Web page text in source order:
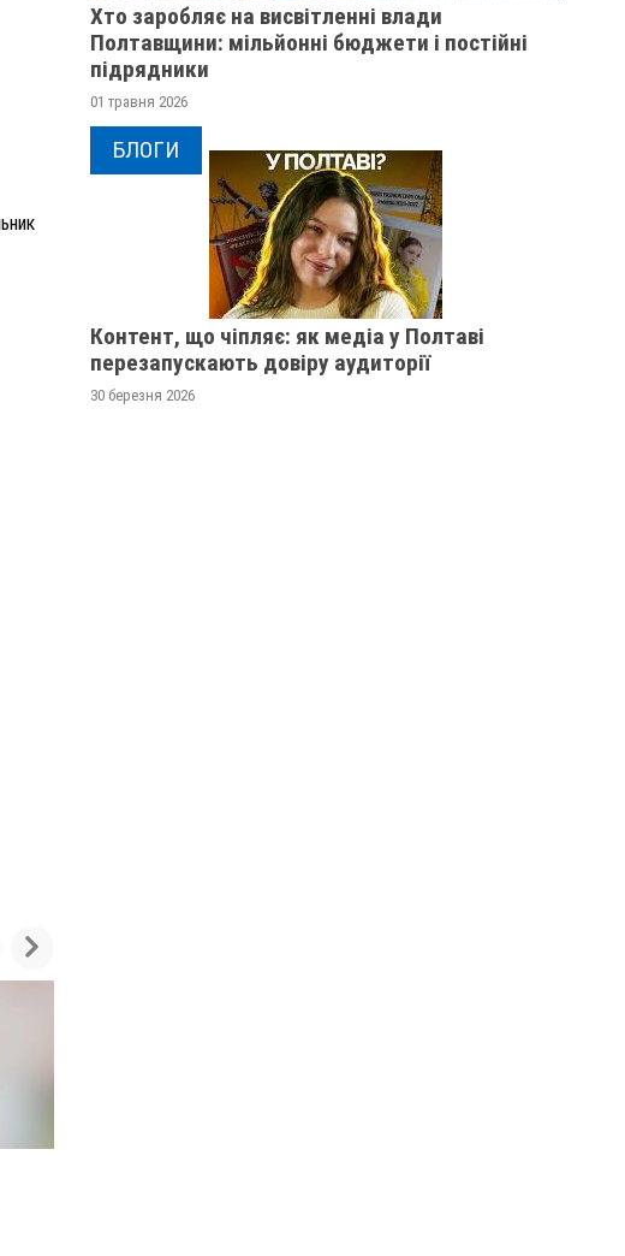
ОБЛАСТІ
РІЧНУ ЗОЮ
Хто заробляє на висвітленні влади
Полтавщини: мільйонні бюджети і постійні
підрядники
01 травня 2026
БЛОГИ
Контент, що чіпляє: як медіа у Полтаві
перезапускають довіру аудиторії
30 березня 2026